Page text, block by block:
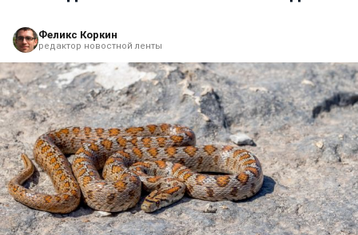
Феликс Коркин
редактор новостной ленты